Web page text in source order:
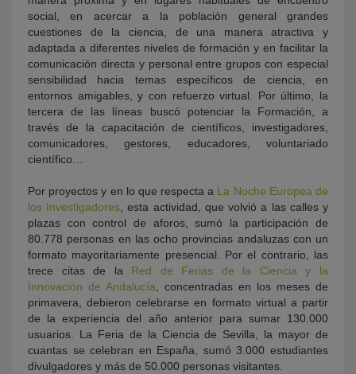
social, en acercar a la población general grandes
cuestiones de la ciencia, de una manera atractiva y
adaptada a diferentes niveles de formación y en facilitar la
comunicación directa y personal entre grupos con especial
sensibilidad hacia temas específicos de ciencia, en
entornos amigables, y con refuerzo virtual. Por último, la
tercera de las líneas buscó potenciar la Formación, a
través de la capacitación de científicos, investigadores,
comunicadores, gestores, educadores, voluntariado
científico…
Por proyectos y en lo que respecta a La Noche Europea de
los Investigadores , esta actividad, que volvió a las calles y
plazas con control de aforos, sumó la participación de
80.778 personas en las ocho provincias andaluzas con un
formato mayoritariamente presencial. Por el contrario, las
trece citas de la Red de Ferias de la Ciencia y la
Innovación de Andalucía , concentradas en los meses de
primavera, debieron celebrarse en formato virtual a partir
de la experiencia del año anterior para sumar 130.000
usuarios. La Feria de la Ciencia de Sevilla, la mayor de
cuantas se celebran en España, sumó 3.000 estudiantes
divulgadores y más de 50.000 personas visitantes.